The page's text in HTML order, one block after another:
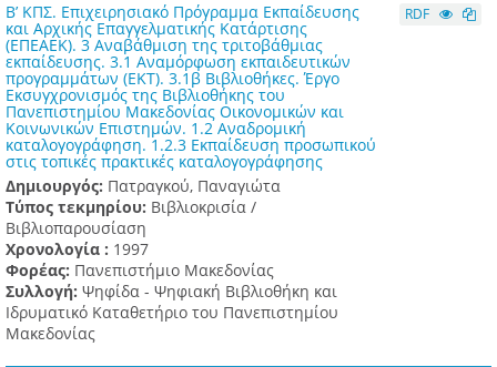
Β’ ΚΠΣ. Επιχειρησιακό Πρόγραμμα Εκπαίδευσης
και Αρχικής Επαγγελματικής Κατάρτισης
(ΕΠΕΑΕΚ). 3 Αναβάθμιση της τριτοβάθμιας
εκπαίδευσης. 3.1 Αναμόρφωση εκπαιδευτικών
προγραμμάτων (ΕΚΤ). 3.1β Βιβλιοθήκες. Έργο
Εκσυγχρονισμός της Βιβλιοθήκης του
Πανεπιστημίου Μακεδονίας Οικονομικών και
Κοινωνικών Επιστημών. 1.2 Αναδρομική
καταλογογράφηση. 1.2.3 Εκπαίδευση προσωπικού
στις τοπικές πρακτικές καταλογογράφησης
Δημιουργός: Πατραγκού, Παναγιώτα
Τύπος τεκμηρίου: Βιβλιοκρισία /
Βιβλιοπαρουσίαση
Χρονολογία : 1997
Φορέας: Πανεπιστήμιο Μακεδονίας
Συλλογή: Ψηφίδα - Ψηφιακή Βιβλιοθήκη και
Ιδρυματικό Καταθετήριο του Πανεπιστημίου
Μακεδονίας
RDF